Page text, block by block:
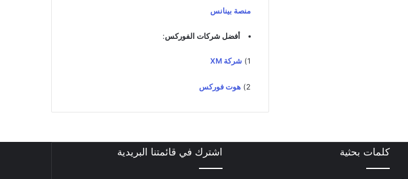
ت
ي
منصة بينانس
أفضل شركات الفوركس:
1) شركة XM
2) هوت فوركس
كلمات بحثية اشترك في قائمتنا البريدية